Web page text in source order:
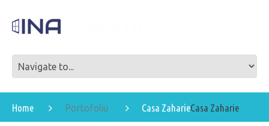
Home Portofoliu Casa ZaharieCasa Zaharie